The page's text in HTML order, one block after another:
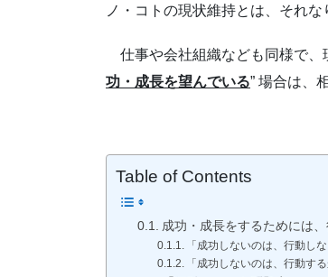
ノ・コトの現状維持とは、それ
仕事や会社組織なども同様で
功・成長を望んでいる” 場合は、
Table of Contents
成功・成長をするためには
「成功しないのは、行動しな
「成功しないのは、行動する